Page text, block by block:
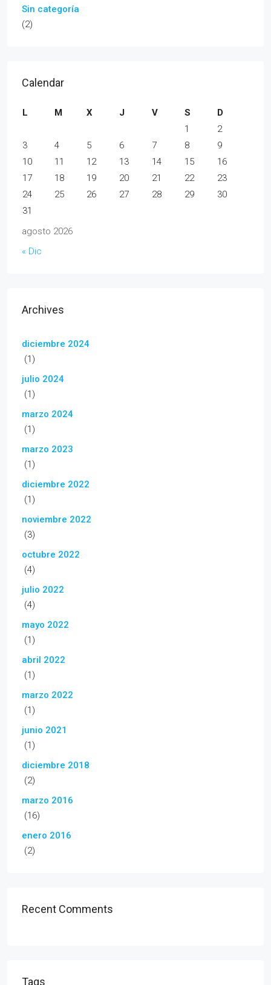
Sin categoría
(2)
Calendar
agosto 2026
L M X J V S
D
1
2
3
4 5 6 7 8
9
10
11 12 13 14 15
16
17
18 19 20 21 22
23
24
25 26 27 28 29
30
31
« Dic
Archives
diciembre 2024
(1)
julio 2024
(1)
marzo 2024
(1)
marzo 2023
(1)
diciembre 2022
(1)
noviembre 2022
(3)
octubre 2022
(4)
julio 2022
(4)
mayo 2022
(1)
abril 2022
(1)
marzo 2022
(1)
junio 2021
(1)
diciembre 2018
(2)
marzo 2016
(16)
enero 2016
(2)
Recent Comments
Tags